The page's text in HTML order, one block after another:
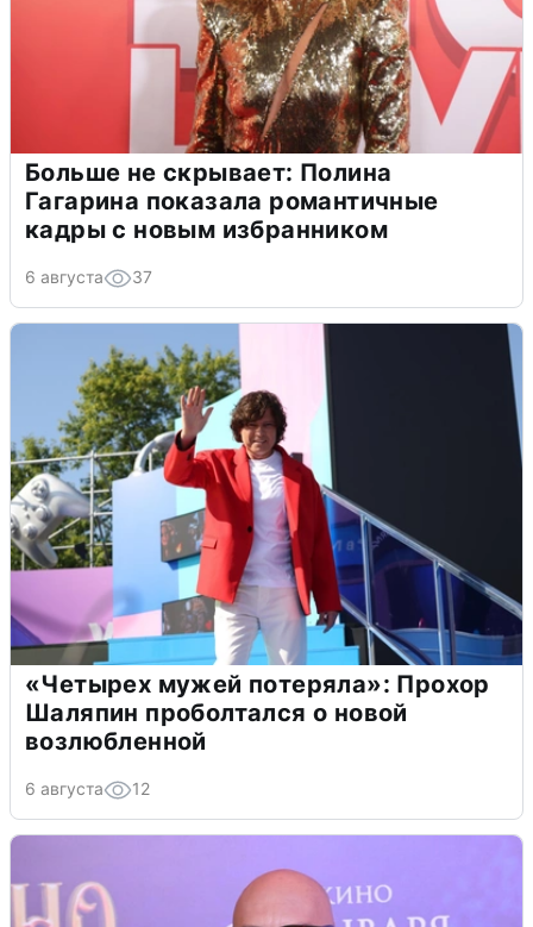
Больше не скрывает: Полина
Гагарина показала романтичные
кадры с новым избранником
6 августа 37
«Четырех мужей потеряла»: Прохор
Шаляпин проболтался о новой
возлюбленной
6 августа 12